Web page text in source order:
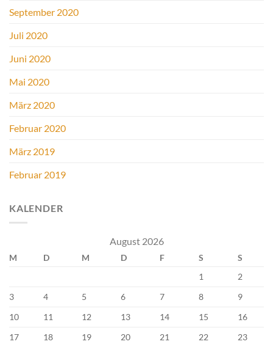
September 2020
Juli 2020
Juni 2020
Mai 2020
März 2020
Februar 2020
März 2019
Februar 2019
KALENDER
August 2026
M D M D F S
S
1
2
3
4 5 6 7 8
9
10
11 12 13 14 15
16
17
18 19 20 21 22 23